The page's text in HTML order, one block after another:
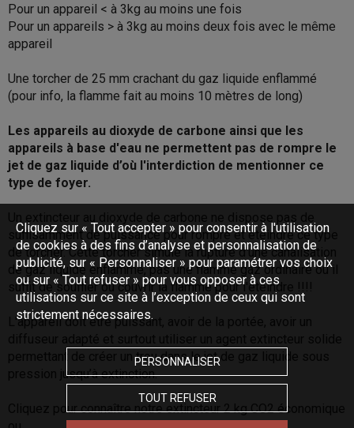
Pour un appareil < à 3kg au moins une fois
Pour un appareils > à 3kg au moins deux fois avec le même
appareil
Une torcher de 25 mm crachant du gaz liquide enflammé
(pour info, la flamme fait au moins 10 mètres de long)
Les appareils au dioxyde de carbone ainsi que les
appareils à base d'eau ne permettent pas de rompre le
jet de gaz liquide d’où l'interdiction de mentionner ce
type de foyer.
suffisamment de puissance pour rompre et éteindre ce type
de torcher. Cette torcher simule la rupture d'une canalisation
de gaz liquide enflammé, pas une flamme gaz ordinaire ou il
suffit de souffler ou couvrir la flamme pour l'éteindre !!!!
L'appareil doit être puissant, avoir de la portée, avoir un
permettant de créer un trou dans le jet de gaz liquide sous
pression jusqu’à extinction.
Cliquez pour connaître notre extincteur 2 kg CO2 économique
Cliquez sur « Tout accepter » pour consentir à l'utilisation
de cookies à des fins d’analyse et personnalisation de
publicité, sur « Personnaliser » pour paramétrer vos choix
ou sur « Tout refuser » pour vous opposer à ces
utilisations sur ce site à l’exception de ceux qui sont
strictement nécessaires.
PERSONNALISER
TOUT REFUSER